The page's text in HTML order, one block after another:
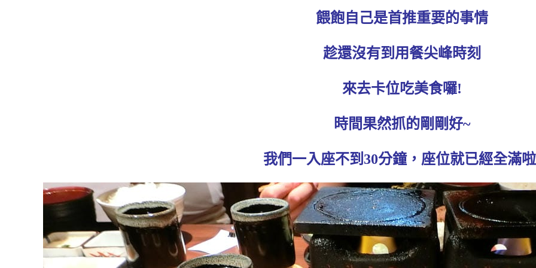
餵飽自己是首推重要的事情
趁還沒有到用餐尖峰時刻
來去卡位吃美食囉!
時間果然抓的剛剛好~
我們一入座不到30分鐘，座位就已經全滿